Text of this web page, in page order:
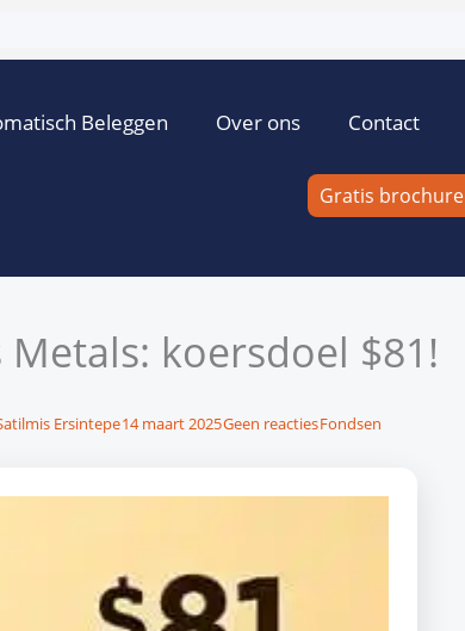
Beleggen Over ons Contact
Gratis brochure
koersdoel $81!
Ersintepe14 maart 2025Geen reactiesFondsen